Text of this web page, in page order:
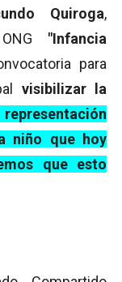
Quiroga,
"Infancia
para
visibilizar la
niño que hoy
que esto